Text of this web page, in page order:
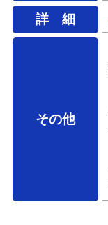
詳 細
その他